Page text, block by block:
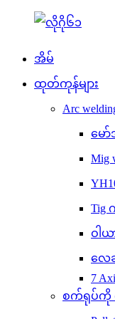
အိမ်
ထုတ်ကုန်များ
Arc
မေ
Mig
Tig
ဝါ
လေ
7
စက်ရုပ်ကို